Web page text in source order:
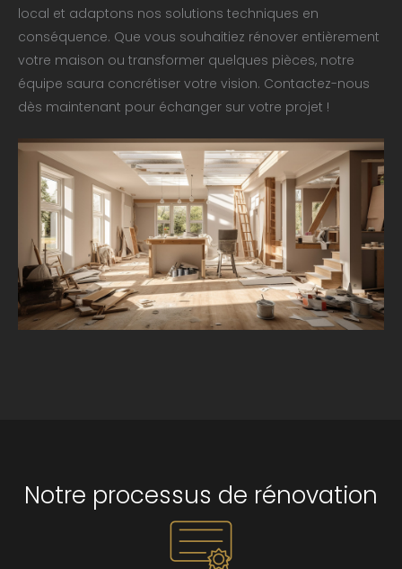
local et adaptons nos solutions techniques en
conséquence. Que vous souhaitiez rénover entièrement
votre maison ou transformer quelques pièces, notre
équipe saura concrétiser votre vision. Contactez-nous
dès maintenant pour échanger sur votre projet !
Notre processus de rénovation